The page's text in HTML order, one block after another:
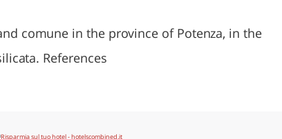
comune in the province of Potenza, in the
References